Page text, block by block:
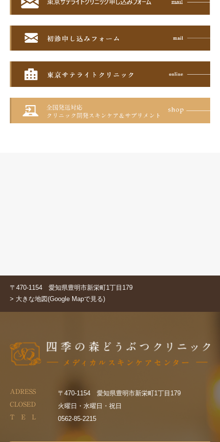
〒470-1154 愛知県豊明市新栄町1丁目179
> 大きな地図(Google Mapで見る)
ADRESS 〒470-1154 愛知県豊明市新栄町1丁目179
CLOSED 火曜日・水曜日・祝日
T E L 0562-85-2215